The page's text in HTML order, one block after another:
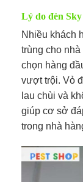
Lý do đèn
Nhiều khách
trùng cho
chọn hàng
vượt trội. Vỏ
lau chùi và
giúp cơ sở
trong nhà